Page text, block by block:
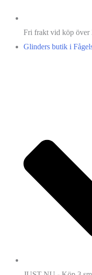
Fri frakt vid köp över
Glinders butik i